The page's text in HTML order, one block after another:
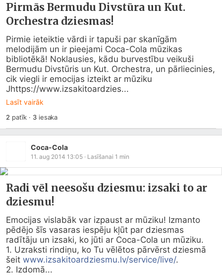
Pirmās Bermudu Divstūra un Kut.
Orchestra dziesmas!
Pirmie ieteiktie vārdi ir tapuši par skanīgām
melodijām un ir pieejami Coca-Cola mūzikas
bibliotēkā! Noklausies, kādu burvestību veikuši
Bermudu Divstūris un Kut. Orchestra, un pārliecinies,
cik viegli ir emocijas izteikt ar mūziku
Jhttps://www.izsakitoardzies...
Lasīt vairāk
2 patīk · 3iesaka
Coca-Cola
11. aug 2014 13:05 · Lasīšanai 1 min
Radi vēl neesošu dziesmu: izsaki to ar
dziesmu!
Emocijas vislabāk var izpaust ar mūziku! Izmanto
pēdējo šīs vasaras iespēju kļūt par dziesmas
radītāju un izsaki, ko jūti ar Coca-Cola un mūziku.
1. Uzraksti rindiņu, ko Tu vēlētos pārvērst dziesmā
šeit www.izsakitoardziesmu.lv/service/live/.
2. Izdomā...